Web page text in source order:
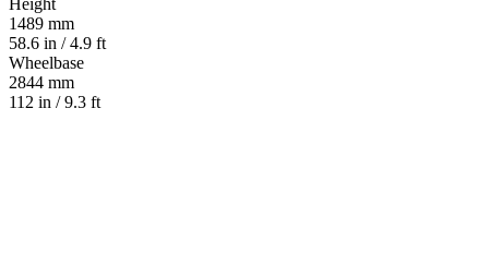
Height
1489 mm
58.6 in / 4.9 ft
Wheelbase
2844 mm
112 in / 9.3 ft